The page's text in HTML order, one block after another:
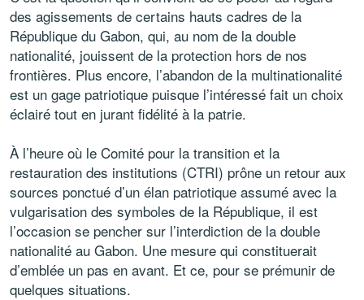
des agissements de certains hauts cadres de la
République du Gabon, qui, au nom de la double
nationalité, jouissent de la protection hors de nos
frontières. Plus encore, l’abandon de la multinationalité
est un gage patriotique puisque l’intéressé fait un choix
éclairé tout en jurant fidélité à la patrie.
À l’heure où le Comité pour la transition et la
restauration des institutions (CTRI) prône un retour aux
sources ponctué d’un élan patriotique assumé avec la
vulgarisation des symboles de la République, il est
l’occasion se pencher sur l’interdiction de la double
nationalité au Gabon. Une mesure qui constituerait
d’emblée un pas en avant. Et ce, pour se prémunir de
quelques situations.